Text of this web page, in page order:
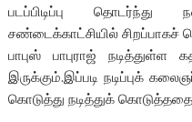
படப்பிடிப்பு
சண்டைக்காட்சியில்
பாபுஸ் பாபுராஜ் நடித்துள்ள
இருக்கும்.இப்படி நடிப்புக்
கொடுத்து நடித்துக் கொடுத்ததை